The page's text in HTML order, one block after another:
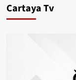
Cartaya Tv